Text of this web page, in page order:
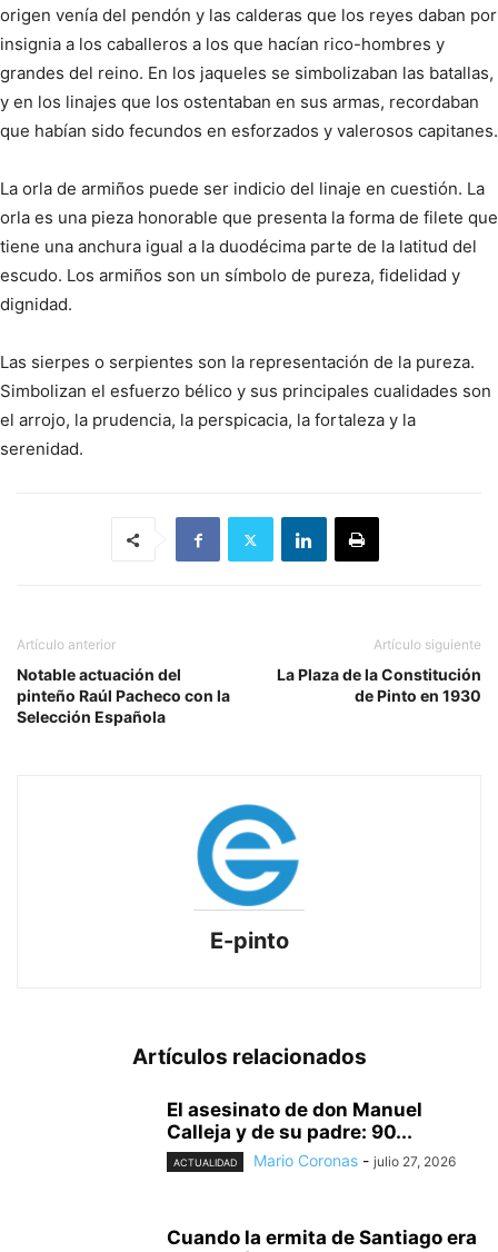
origen venía del pendón y las calderas que los reyes daban por
insignia a los caballeros a los que hacían rico-hombres y
grandes del reino. En los jaqueles se simbolizaban las batallas,
y en los linajes que los ostentaban en sus armas, recordaban
que habían sido fecundos en esforzados y valerosos capitanes.
La orla de armiños puede ser indicio del linaje en cuestión. La
orla es una pieza honorable que presenta la forma de filete que
tiene una anchura igual a la duodécima parte de la latitud del
escudo. Los armiños son un símbolo de pureza, fidelidad y
dignidad.
Las sierpes o serpientes son la representación de la pureza.
Simbolizan el esfuerzo bélico y sus principales cualidades son
el arrojo, la prudencia, la perspicacia, la fortaleza y la
serenidad.
Artículo anterior
Notable actuación del
pinteño Raúl Pacheco con la
Selección Española
Artículo siguiente
La Plaza de la Constitución
de Pinto en 1930
E-pinto
Artículos relacionados
El asesinato de don Manuel
Calleja y de su padre: 90...
ACTUALIDAD Mario Coronas - julio 27, 2026
Cuando la ermita de Santiago era